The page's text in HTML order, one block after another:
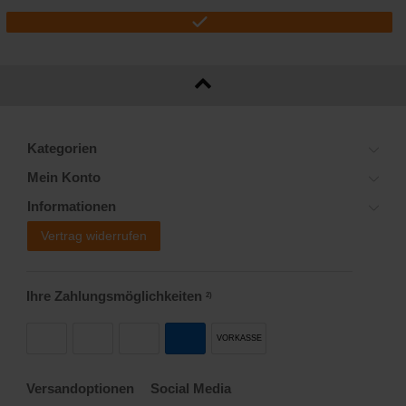
Kategorien
Mein Konto
Informationen
Vertrag widerrufen
Ihre Zahlungsmöglichkeiten 2)
VORKASSE
Versandoptionen Social Media